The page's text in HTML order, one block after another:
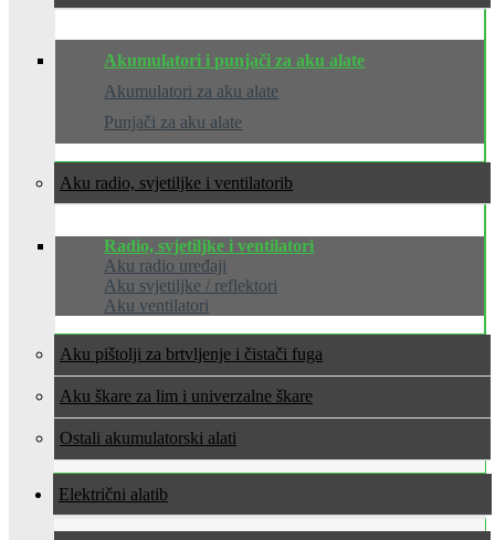
Akumulatori i punjači za aku alate
Akumulatori za aku alate
Punjači za aku alate
Aku radio, svjetiljke i ventilatori
Radio, svjetiljke i ventilatori
Aku radio uređaji
Aku svjetiljke / reflektori
Aku ventilatori
Aku pištolji za brtvljenje i čistači fuga
Aku škare za lim i univerzalne škare
Ostali akumulatorski alati
Električni alati